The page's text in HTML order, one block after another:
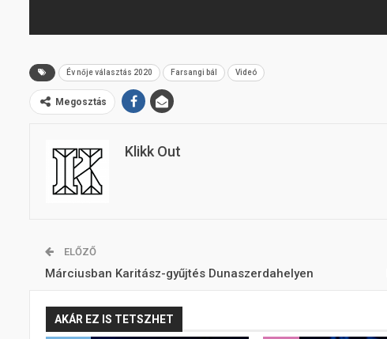
Év nője választás 2020 Farsangi bál Videó
Megosztás
Klikk Out
ELŐZŐ
Márciusban Karitász-gyűjtés Dunaszerdahelyen
AKÁR EZ IS TETSZHET